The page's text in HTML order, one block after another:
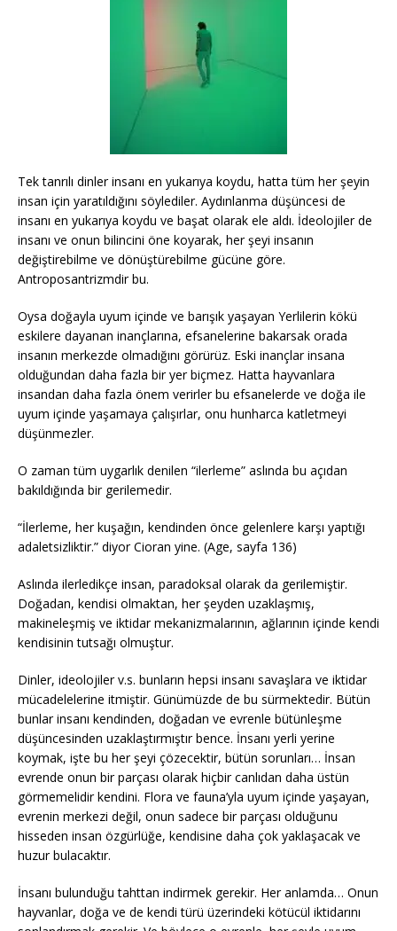
Tek tanrılı dinler insanı en yukarıya koydu, hatta tüm her şeyin
insan için yaratıldığını söylediler. Aydınlanma düşüncesi de
insanı en yukarıya koydu ve başat olarak ele aldı. İdeolojiler de
insanı ve onun bilincini öne koyarak, her şeyi insanın
değiştirebilme ve dönüştürebilme gücüne göre.
Antroposantrizmdir bu.
Oysa doğayla uyum içinde ve barışık yaşayan Yerlilerin kökü
eskilere dayanan inançlarına, efsanelerine bakarsak orada
insanın merkezde olmadığını görürüz. Eski inançlar insana
olduğundan daha fazla bir yer biçmez. Hatta hayvanlara
insandan daha fazla önem verirler bu efsanelerde ve doğa ile
uyum içinde yaşamaya çalışırlar, onu hunharca katletmeyi
düşünmezler.
O zaman tüm uygarlık denilen “ilerleme” aslında bu açıdan
bakıldığında bir gerilemedir.
“İlerleme, her kuşağın, kendinden önce gelenlere karşı yaptığı
adaletsizliktir.” diyor Cioran yine. (Age, sayfa 136)
Aslında ilerledikçe insan, paradoksal olarak da gerilemiştir.
Doğadan, kendisi olmaktan, her şeyden uzaklaşmış,
makineleşmiş ve iktidar mekanizmalarının, ağlarının içinde kendi
kendisinin tutsağı olmuştur.
Dinler, ideolojiler v.s. bunların hepsi insanı savaşlara ve iktidar
mücadelelerine itmiştir. Günümüzde de bu sürmektedir. Bütün
bunlar insanı kendinden, doğadan ve evrenle bütünleşme
düşüncesinden uzaklaştırmıştır bence. İnsanı yerli yerine
koymak, işte bu her şeyi çözecektir, bütün sorunları… İnsan
evrende onun bir parçası olarak hiçbir canlıdan daha üstün
görmemelidir kendini. Flora ve fauna’yla uyum içinde yaşayan,
evrenin merkezi değil, onun sadece bir parçası olduğunu
hisseden insan özgürlüğe, kendisine daha çok yaklaşacak ve
huzur bulacaktır.
İnsanı bulunduğu tahttan indirmek gerekir. Her anlamda… Onun
hayvanlar, doğa ve de kendi türü üzerindeki kötücül iktidarını